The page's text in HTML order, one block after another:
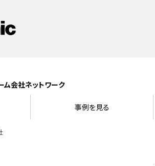
ム会社ネットワーク
事例を見る